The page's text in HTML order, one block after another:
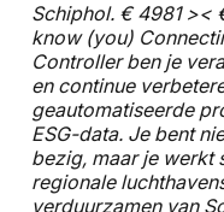
Schiphol. € 4981 ><
know (you)
Controller ben je
en continue
geautomatiseerde
ESG-data. Je bent
bezig, maar je werkt
regionale
verduurzamen van